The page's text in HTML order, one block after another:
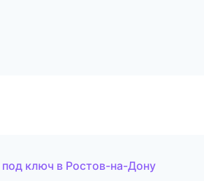
ключ в Ростов-на-Дону